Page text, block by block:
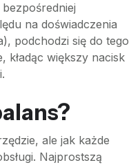
na doświadczenia
podchodzi się do tego
kładąc większy nacisk
ale jak każde
Najprostszą